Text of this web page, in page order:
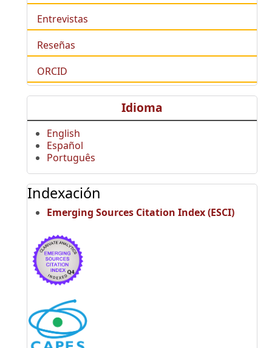
Entrevistas
Reseñas
ORCID
Idioma
English
Español
Português
Indexación
Emerging Sources Citation Index (ESCI)